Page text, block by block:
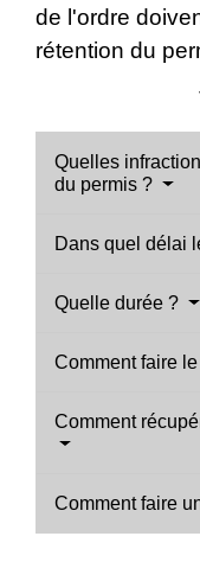
de l'ordre
rétention du
Quelles
du permis ?
Dans quel délai
Quelle durée ?
Comment faire
Comment
Comment faire